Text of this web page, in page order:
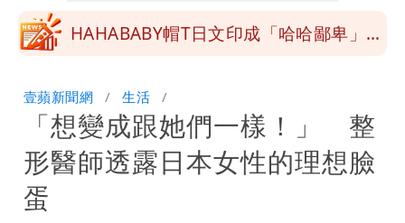
對文化差異理解不足」
HAHABABY帽T日文印成「哈哈鄙卑」
知道颱風假要有依據
李逸洋批原爆典禮矮化台灣 長崎市：與
去年相同無降格也沒收到台灣抗議
壹蘋新聞網 生活
「想變成跟她們一樣！」 整
形醫師透露日本女性的理想臉
蛋